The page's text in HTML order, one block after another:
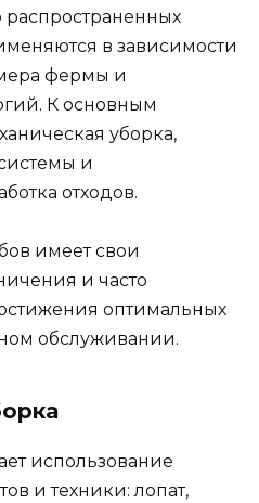
распространенных
в зависимости
фермы и
К основным
уборка,
и
отходов.
имеет свои
и часто
оптимальных
обслуживании.
использование
и техники: лопат,